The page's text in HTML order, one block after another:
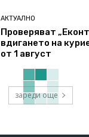
АКТУАЛНО
Проверяват
вдигането на
от 1 август
зареди още